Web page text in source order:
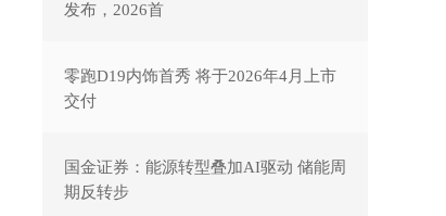
发布，2026首
零跑D19内饰首秀 将于2026年4月上市
交付
国金证券：能源转型叠加AI驱动 储能周
期反转步